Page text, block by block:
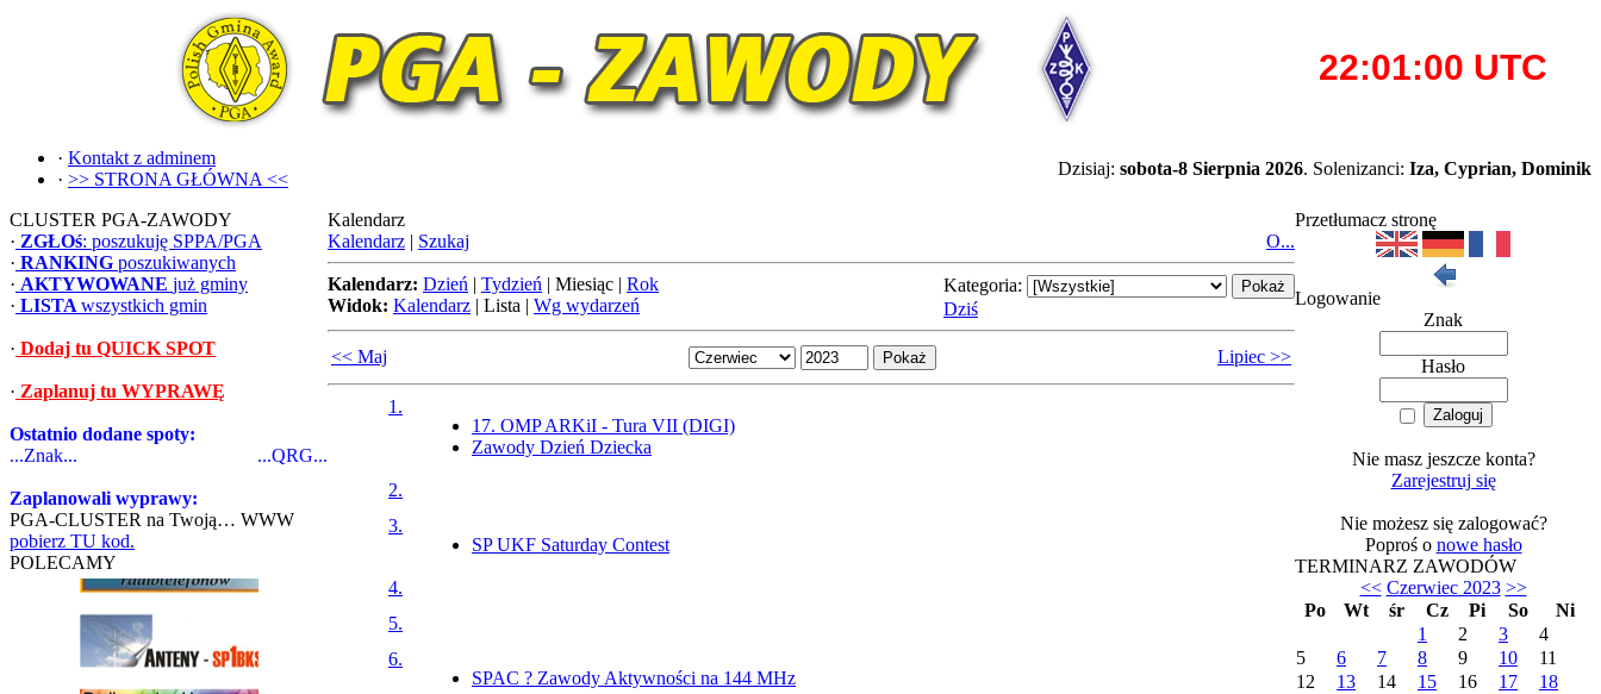
· Kontakt z adminem
· >> STRONA GŁÓWNA <<
Dzisiaj: sobota-8 Sierpnia 2026. Solenizanci: Iza, Cyprian, Dominik
CLUSTER PGA-ZAWODY
· ZGŁOś: poszukuję SPPA/PGA
· RANKING poszukiwanych
· AKTYWOWANE już gminy
· LISTA wszystkich gmin
· Dodaj tu QUICK SPOT
· Zaplanuj tu WYPRAWĘ
Ostatnio dodane spoty:
...Znak...
...QRG...
Zaplanowali wyprawy:
PGA-CLUSTER na Twoją… WWW
pobierz TU kod.
POLECAMY
Kalendarz
Kalendarz | Szukaj O...
Kalendarz: Dzień | Tydzień | Miesiąc | Rok
Widok: Kalendarz | Lista | Wg wydarzeń
Kategoria:
Dziś
<< Maj Lipiec >>
1.
17. OMP ARKiI - Tura VII (DIGI)
Zawody Dzień Dziecka
2.
3.
SP UKF Saturday Contest
4.
5.
6.
SPAC ? Zawody Aktywności na 144 MHz
Przetłumacz stronę
Logowanie
Znak
Hasło
Nie masz jeszcze konta?
Zarejestruj się
Nie możesz się zalogować?
Poproś o nowe hasło
TERMINARZ ZAWODÓW
<< Czerwiec 2023 >>
Po
Wt śr Cz Pi So
Ni
1
2 3
4
5
6 7 8 9 10
11
12
13 14 15 16 17
18